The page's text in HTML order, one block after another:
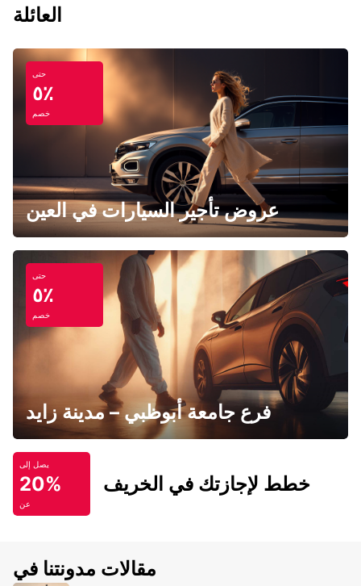
العائلة
حتى
٥٪
خصم
عروض تأجير السيارات في العين
حتى
٥٪
خصم
فرع جامعة أبوظبي – مدينة زايد
يصل إلى
20%
عن
خطط لإجازتك في الخريف
مقالات مدونتنا في